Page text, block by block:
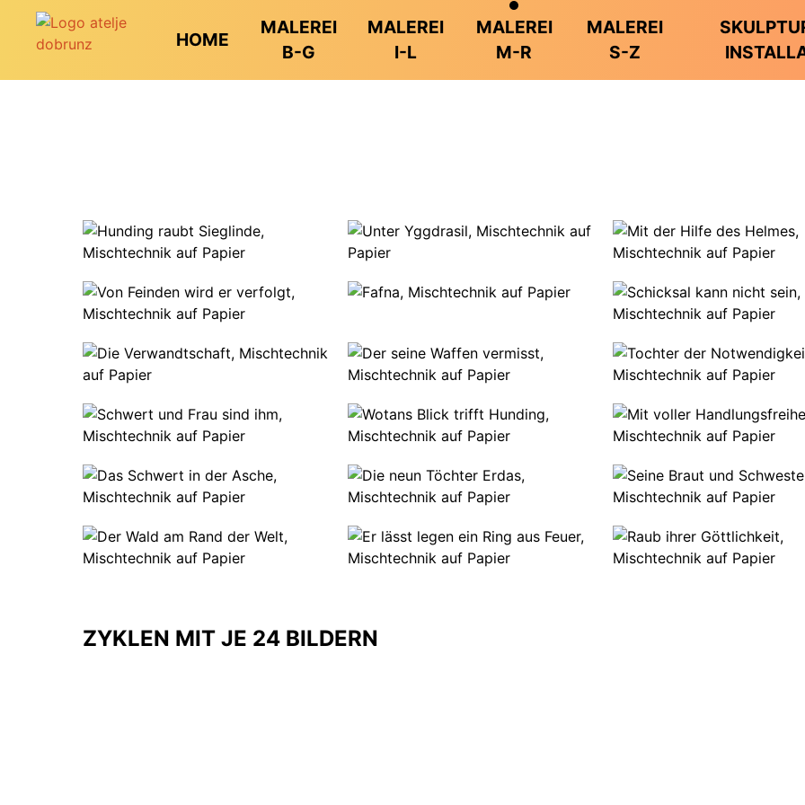
HOME
MALEREI
B-G
MALEREI
I-L
MALEREI
M-R
MALEREI
S-Z
ZYKLEN MIT JE 24 BILDERN